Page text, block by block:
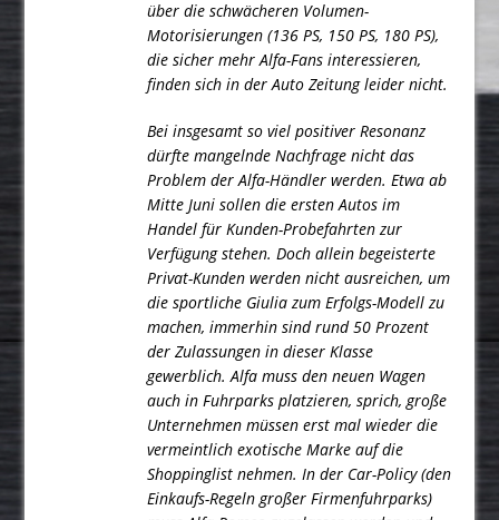
über die schwächeren Volumen-
Motorisierungen (136 PS, 150 PS, 180 PS),
die sicher mehr Alfa-Fans interessieren,
finden sich in der Auto Zeitung leider nicht.
Bei insgesamt so viel positiver Resonanz
dürfte mangelnde Nachfrage nicht das
Problem der Alfa-Händler werden. Etwa ab
Mitte Juni sollen die ersten Autos im
Handel für Kunden-Probefahrten zur
Verfügung stehen. Doch allein begeisterte
Privat-Kunden werden nicht ausreichen, um
die sportliche Giulia zum Erfolgs-Modell zu
machen, immerhin sind rund 50 Prozent
der Zulassungen in dieser Klasse
gewerblich. Alfa muss den neuen Wagen
auch in Fuhrparks platzieren, sprich, große
Unternehmen müssen erst mal wieder die
vermeintlich exotische Marke auf die
Shoppinglist nehmen. In der Car-Policy (den
Einkaufs-Regeln großer Firmenfuhrparks)